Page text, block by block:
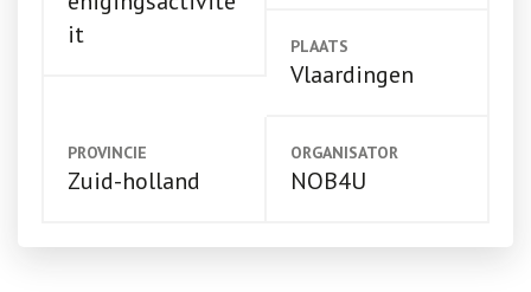
it
PLAATS
Vlaardingen
PROVINCIE
Zuid-holland
ORGANISATOR
NOB4U